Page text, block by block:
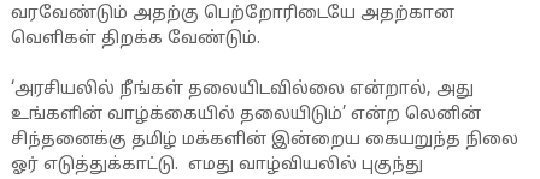
வரவேண்டும் அதற்கு பெற்றோரிடையே அதற்கான
வெளிகள் திறக்க வேண்டும்.
‘அரசியலில் நீங்கள் தலையிடவில்லை என்றால், அது
உங்களின் வாழ்க்கையில் தலையிடும்’ என்ற லெனின்
சிந்தனைக்கு தமிழ் மக்களின் இன்றைய கையறுந்த நிலை
ஓர் எடுத்துக்காட்டு. எமது வாழ்வியலில் புகுந்து